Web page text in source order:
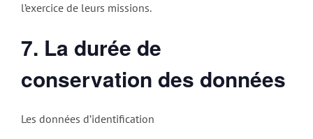
l’exercice de leurs missions.
7. La durée de
conservation des données
Les données d’identification